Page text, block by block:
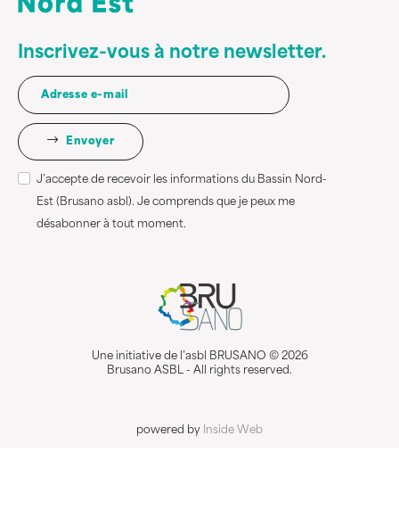
Inscrivez-vous à notre newsletter.
Envoyer
J’accepte de recevoir les informations du Bassin Nord-
Est (Brusano asbl). Je comprends que je peux me
désabonner à tout moment.
Une initiative de l’asbl BRUSANO © 2026
Brusano ASBL - All rights reserved.
powered by Inside Web